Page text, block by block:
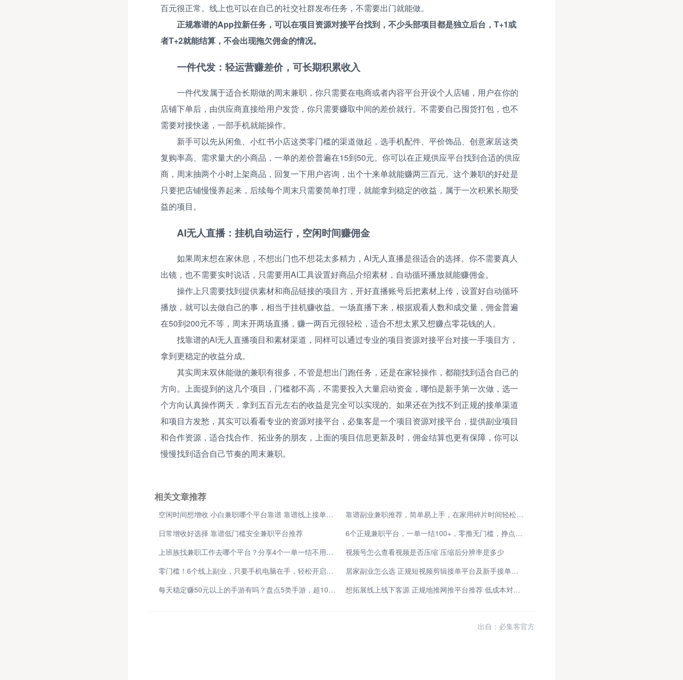
百元很正常。线上也可以在自己的社交社群发布任务，不需要出门就能做。
正规靠谱的App拉新任务，可以在项目资源对接平台找到，不少头部项目都是独立后台，T+1或
者T+2就能结算，不会出现拖欠佣金的情况。
一件代发：轻运营赚差价，可长期积累收入
一件代发属于适合长期做的周末兼职，你只需要在电商或者内容平台开设个人店铺，用户在你的
店铺下单后，由供应商直接给用户发货，你只需要赚取中间的差价就行。不需要自己囤货打包，也不
需要对接快递，一部手机就能操作。
新手可以先从闲鱼、小红书小店这类零门槛的渠道做起，选手机配件、平价饰品、创意家居这类
复购率高、需求量大的小商品，一单的差价普遍在15到50元。你可以在正规供应平台找到合适的供应
商，周末抽两个小时上架商品，回复一下用户咨询，出个十来单就能赚两三百元。这个兼职的好处是
只要把店铺慢慢养起来，后续每个周末只需要简单打理，就能拿到稳定的收益，属于一次积累长期受
益的项目。
AI无人直播：挂机自动运行，空闲时间赚佣金
如果周末想在家休息，不想出门也不想花太多精力，AI无人直播是很适合的选择。你不需要真人
出镜，也不需要实时说话，只需要用AI工具设置好商品介绍素材，自动循环播放就能赚佣金。
操作上只需要找到提供素材和商品链接的项目方，开好直播账号后把素材上传，设置好自动循环
播放，就可以去做自己的事，相当于挂机赚收益。一场直播下来，根据观看人数和成交量，佣金普遍
在50到200元不等，周末开两场直播，赚一两百元很轻松，适合不想太累又想赚点零花钱的人。
找靠谱的AI无人直播项目和素材渠道，同样可以通过专业的项目资源对接平台对接一手项目方，
拿到更稳定的收益分成。
其实周末双休能做的兼职有很多，不管是想出门跑任务，还是在家轻操作，都能找到适合自己的
方向。上面提到的这几个项目，门槛都不高，不需要投入大量启动资金，哪怕是新手第一次做，选一
个方向认真操作两天，拿到五百元左右的收益是完全可以实现的。如果还在为找不到正规的接单渠道
和项目方发愁，其实可以看看专业的资源对接平台，必集客是一个项目资源对接平台，提供副业项目
和合作资源，适合找合作、拓业务的朋友，上面的项目信息更新及时，佣金结算也更有保障，你可以
慢慢找到适合自己节奏的周末兼职。
相关文章推荐
空闲时间想增收 小白兼职哪个平台靠谱 靠谱线上接单渠道盘点
靠谱副业兼职推荐，简单易上手，在家用碎片时间轻松赚零花钱
日常增收好选择 靠谱低门槛安全兼职平台推荐
6个正规兼职平台，一单一结100+，零撸无门槛，挣点小钱真容易！
上班族找兼职工作去哪个平台？分享4个一单一结不用投资的兼职赚钱平台
视频号怎么查看视频是否压缩 压缩后分辨率是多少
零门槛！6个线上副业，只要手机电脑在手，轻松开启赚钱模式
居家副业怎么选 正规短视频剪辑接单平台及新手接单赚钱渠道盘点
每天稳定赚50元以上的手游有吗？盘点5类手游，超10个每天稳赚50元的路子
想拓展线上线下客源 正规地推网推平台推荐 低成本对接优质单子
出自：必集客官方